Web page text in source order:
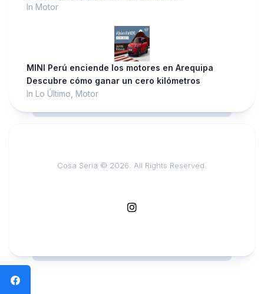
In Motor
MINI Perú enciende los motores en Arequipa
Descubre cómo ganar un cero kilómetros
In Lo Último, Motor
Cosa Seria © 2026. All Rights Reserved.